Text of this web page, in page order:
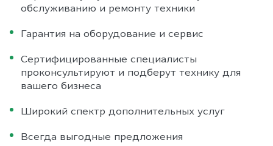
обслуживанию и ремонту техники
Гарантия на оборудование и сервис
Сертифицированные специалисты
проконсультируют и подберут технику для
вашего бизнеса
Широкий спектр дополнительных услуг
Всегда выгодные предложения